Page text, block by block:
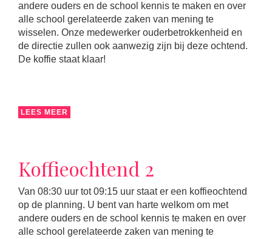
andere ouders en de school kennis te maken en over
alle school gerelateerde zaken van mening te
wisselen. Onze medewerker ouderbetrokkenheid en
de directie zullen ook aanwezig zijn bij deze ochtend.
De koffie staat klaar!
LEES MEER
Koffieochtend 2
Van 08:30 uur tot 09:15 uur staat er een koffieochtend
op de planning. U bent van harte welkom om met
andere ouders en de school kennis te maken en over
alle school gerelateerde zaken van mening te